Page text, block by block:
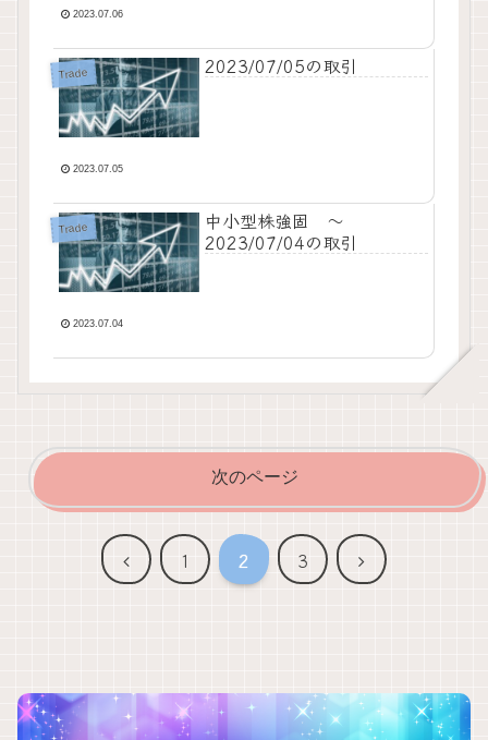
2023.07.06
Trade 2023/07/05の取引
2023.07.05
Trade
中小型株強固 ～
2023/07/04の取引
2023.07.04
次のページ
前
1 2 3
次